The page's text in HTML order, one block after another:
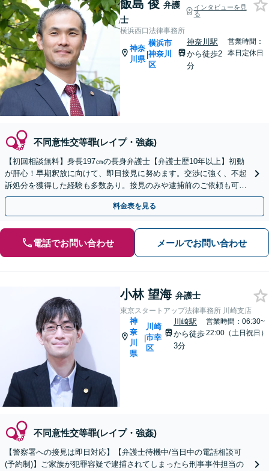
飯島 俊 弁護
士
インタビューを見
る
横浜西口法律事務所
神奈
川県
|
横浜市
神奈川
区
神奈川駅
から徒歩2
分
営業時間：
本日定休日
不同意性交等罪(レイプ・強姦)
【初回相談無料】身長197㎝の長身弁護士【弁護士歴10年以上】初動
が肝心！早期釈放に向けて、即日接見に努めます。交渉に強く、不起
訴処分を獲得した経験も多数あり。接見のみや逮捕前のご依頼も可能
です【夜間・休日面談】【電話相談】【横浜駅7分】
料金表を見る
電話でお問い合わせ メールでお問い合わせ
小林 望海 弁護士
東京スタートアップ法律事務所 川崎支店
神
奈
川
県
|
川崎
市幸
区
川崎駅
から徒歩
3分
営業時間：06:30~
22:00（土日祝日）
不同意性交等罪(レイプ・強姦)
【警察署への接見は即日対応】【弁護士待機中/当日中の電話相談可
(予約制)】ご家族が犯罪容疑で逮捕されてしまったら刑事事件担当の